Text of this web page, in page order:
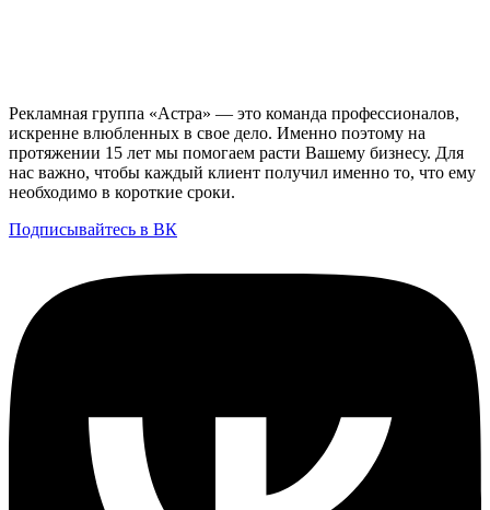
Рекламная группа «Астра» — это команда профессионалов,
искренне влюбленных в свое дело. Именно поэтому на
протяжении 15 лет мы помогаем расти Вашему бизнесу. Для
нас важно, чтобы каждый клиент получил именно то, что ему
необходимо в короткие сроки.
Подписывайтесь в ВК